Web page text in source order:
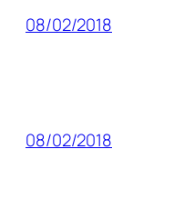
08/02/2018
08/02/2018